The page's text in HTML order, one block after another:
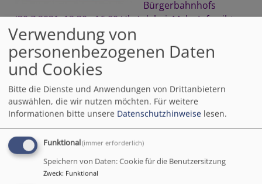
Bürgerbahnhofs
(30.7.2021, 12.30 - 16.00 Uhr) dabei. Mehr Info gibt es
mit diesem Link.
Und Bilder vom Stand gibt es hier unten:
Verwendung von
personenbezogenen Daten
und Cookies
Bitte die Dienste und Anwendungen von Drittanbietern
auswählen, die wir nutzen möchten. Für weitere
Informationen bitte unsere Datenschutzhinweise lesen.
Funktional(immer erforderlich)
Speichern von Daten: Cookie für die Benutzersitzung
Zweck: Funktional